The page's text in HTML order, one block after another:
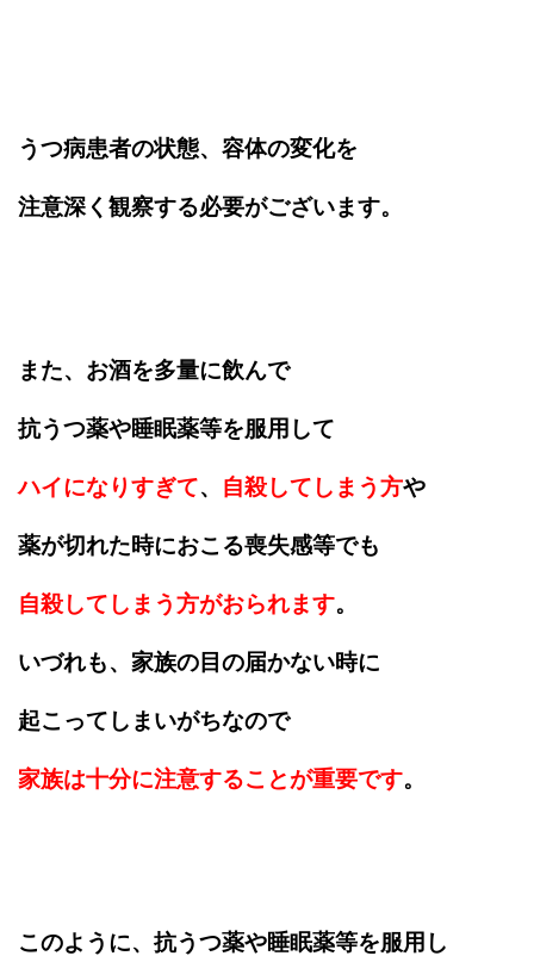
うつ病患者の状態、容体の変化を
注意深く観察する必要がございます。
また、お酒を多量に飲んで
抗うつ薬や睡眠薬等を服用して
ハイになりすぎて、 自殺してしまう方や
薬が切れた時におこる喪失感等でも
自殺してしまう方がおられます。
いづれも、家族の目の届かない時に
起こってしまいがちなので
家族は十分に注意することが重要です。
このように、抗うつ薬や睡眠薬等を服用し